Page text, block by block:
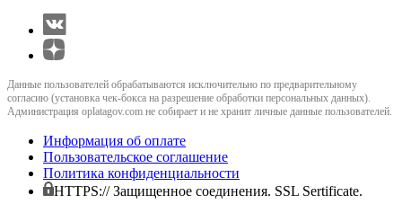
Данные пользователей обрабатываются исключительно по предварительному
согласию (установка чек-бокса на разрешение обработки персональных данных).
Администрация oplatagov.com не собирает и не хранит личные данные пользователей.
Информация об оплате
Пользовательское соглашение
Политика конфиденциальности
HTTPS:// Защищенное соединения. SSL Sertificate.